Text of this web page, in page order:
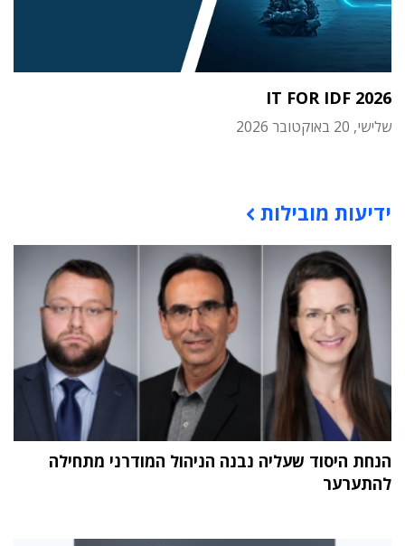
IT FOR IDF 2026
שלישי, 20 באוקטובר 2026
ידיעות מובילות
הנחת היסוד שעליה נבנה הניהול המודרני מתחילה
להתערער